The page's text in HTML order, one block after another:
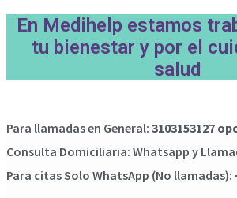
En Medihelp estamos
tu bienestar y por el
salud
Para llamadas en General: 3103153127
Consulta Domiciliaria: Whatsapp y
Para citas Solo WhatsApp (No llamadas):